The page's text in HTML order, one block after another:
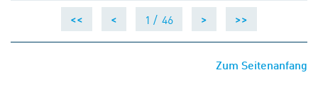
<< < 1 / 46 > >>
Zum Seitenanfang